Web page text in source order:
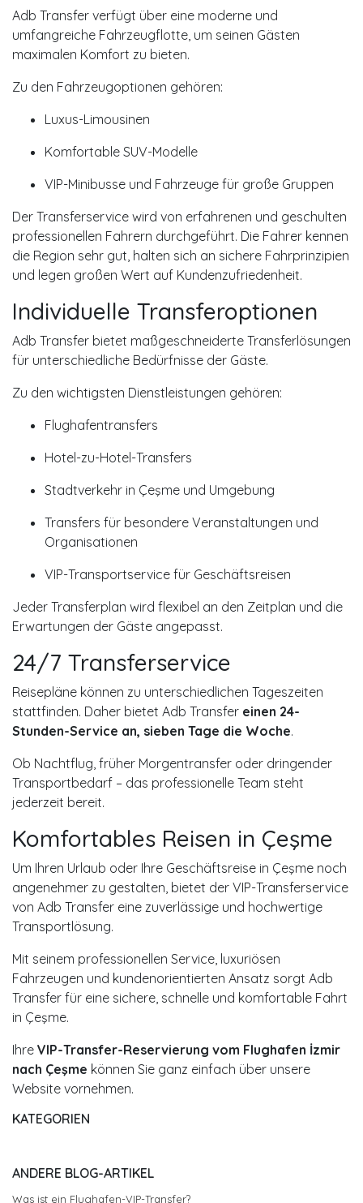
Adb Transfer verfügt über eine moderne und
umfangreiche Fahrzeugflotte, um seinen Gästen
maximalen Komfort zu bieten.
Zu den Fahrzeugoptionen gehören:
Luxus-Limousinen
Komfortable SUV-Modelle
VIP-Minibusse und Fahrzeuge für große Gruppen
Der Transferservice wird von erfahrenen und geschulten
professionellen Fahrern durchgeführt. Die Fahrer kennen
die Region sehr gut, halten sich an sichere Fahrprinzipien
und legen großen Wert auf Kundenzufriedenheit.
Individuelle Transferoptionen
Adb Transfer bietet maßgeschneiderte Transferlösungen
für unterschiedliche Bedürfnisse der Gäste.
Zu den wichtigsten Dienstleistungen gehören:
Flughafentransfers
Hotel-zu-Hotel-Transfers
Stadtverkehr in Çeşme und Umgebung
Transfers für besondere Veranstaltungen und
Organisationen
VIP-Transportservice für Geschäftsreisen
Jeder Transferplan wird flexibel an den Zeitplan und die
Erwartungen der Gäste angepasst.
24/7 Transferservice
Reisepläne können zu unterschiedlichen Tageszeiten
stattfinden. Daher bietet Adb Transfer einen 24-
Stunden-Service an, sieben Tage die Woche.
Ob Nachtflug, früher Morgentransfer oder dringender
Transportbedarf – das professionelle Team steht
jederzeit bereit.
Komfortables Reisen in Çeşme
Um Ihren Urlaub oder Ihre Geschäftsreise in Çeşme noch
angenehmer zu gestalten, bietet der VIP-Transferservice
von Adb Transfer eine zuverlässige und hochwertige
Transportlösung.
Mit seinem professionellen Service, luxuriösen
Fahrzeugen und kundenorientierten Ansatz sorgt Adb
Transfer für eine sichere, schnelle und komfortable Fahrt
in Çeşme.
Ihre VIP-Transfer-Reservierung vom Flughafen İzmir
nach Çeşme können Sie ganz einfach über unsere
Website vornehmen.
KATEGORIEN
ANDERE BLOG-ARTIKEL
Was ist ein Flughafen-VIP-Transfer?